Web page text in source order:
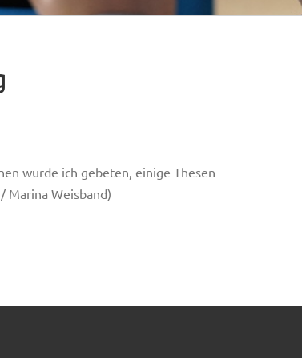
wurde ich gebeten, einige Thesen
Marina Weisband)